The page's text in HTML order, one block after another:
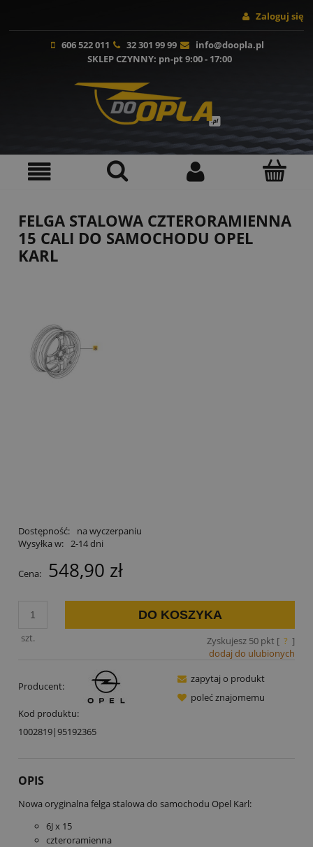
Zaloguj się
606 522 011 32 301 99 99
info@doopla.pl
SKLEP CZYNNY: pn-pt 9:00 - 17:00
FELGA STALOWA CZTERORAMIENNA
15 CALI DO SAMOCHODU OPEL
KARL
Dostępność:
na wyczerpaniu
Wysyłka w: 2-14 dni
Cena: 548,90 zł
szt.
DO KOSZYKA
Zyskujesz 50pkt [ ? ]
dodaj do ulubionych
Producent:
Kod produktu:
1002819|95192365
zapytaj o produkt
poleć znajomemu
OPIS
Nowa oryginalna felga stalowa do samochodu Opel Karl:
6J x 15
czteroramienna